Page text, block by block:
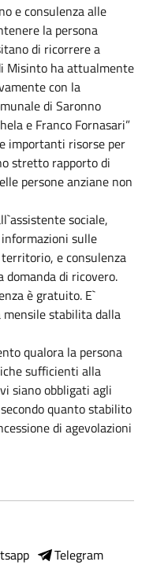
e consulenza alle
la persona
di ricorrere a
Misinto ha attualmente
con la
di Saronno
e Franco Fornasari”
importanti risorse per
stretto rapporto di
persone anziane non
sociale,
sulle
e consulenza
domanda di ricovero.
è gratuito. E`
stabilita dalla
qualora la persona
sufficienti alla
siano obbligati agli
quanto stabilito
di agevolazioni
Telegram